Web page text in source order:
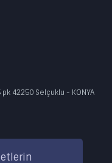
pk 42250 Selçuklu - KONYA